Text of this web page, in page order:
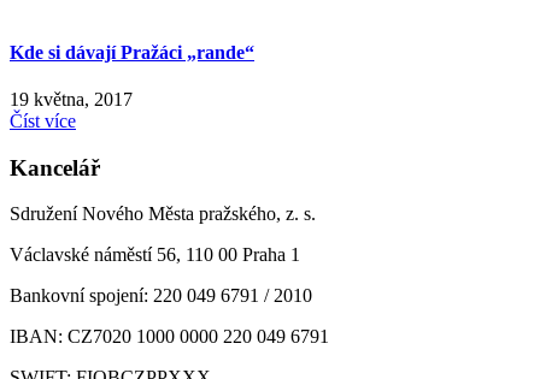
Kde si dávají Pražáci „rande“
19 května, 2017
Číst více
Kancelář
Sdružení Nového Města pražského, z. s.
Václavské náměstí 56, 110 00 Praha 1
Bankovní spojení: 220 049 6791 / 2010
IBAN: CZ7020 1000 0000 220 049 6791